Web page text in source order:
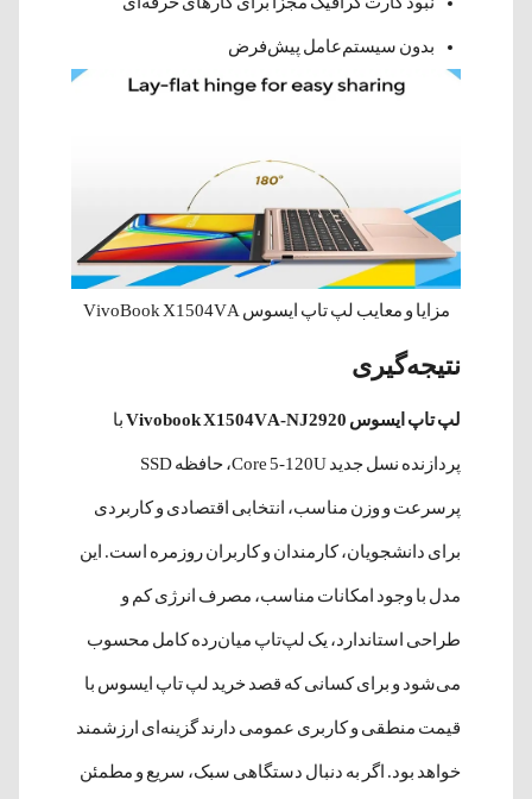
بدون سیستم‌عامل پیش‌فرض
مزایا و معایب لپ تاپ ایسوس VivoBook X1504VA
نتیجه‌گیری
لپ تاپ ایسوس Vivobook X1504VA-NJ2920 با
پردازنده نسل جدید Core 5-120U، حافظه SSD
پرسرعت و وزن مناسب، انتخابی اقتصادی و کاربردی
برای دانشجویان، کارمندان و کاربران روزمره است. این
مدل با وجود امکانات مناسب، مصرف انرژی کم و
طراحی استاندارد، یک لپ‌تاپ میان‌رده کامل محسوب
می‌شود و برای کسانی که قصد خرید لپ تاپ ایسوس با
قیمت منطقی و کاربری عمومی دارند گزینه‌ای ارزشمند
خواهد بود. اگر به دنبال دستگاهی سبک، سریع و مطمئن